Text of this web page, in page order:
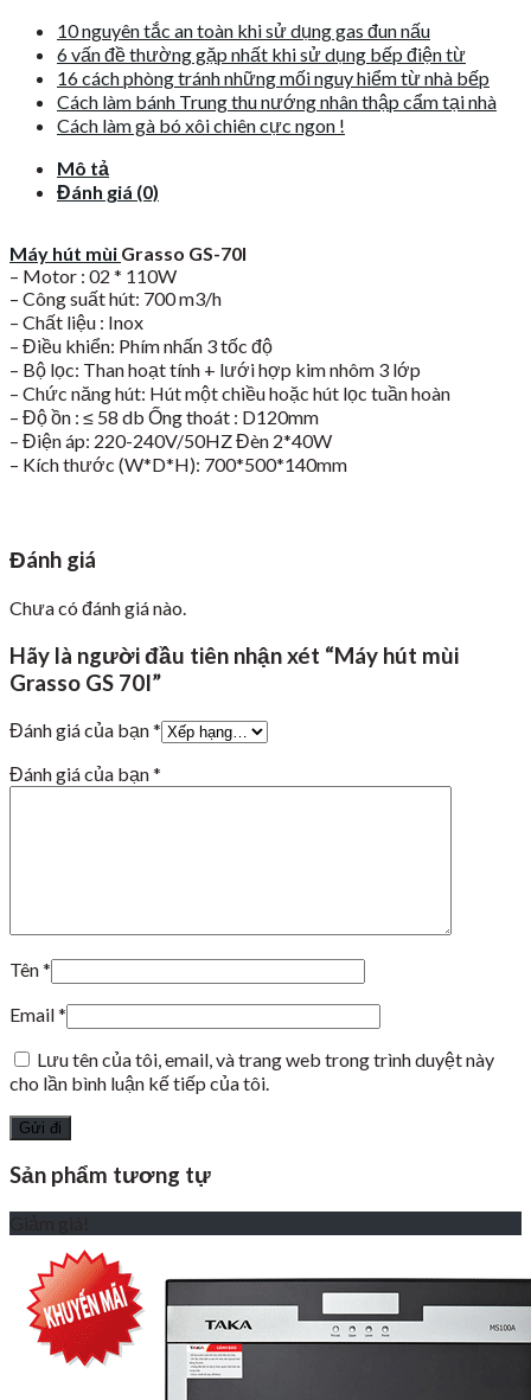
10 nguyên tắc an toàn khi sử dụng gas đun nấu
6 vấn đề thường gặp nhất khi sử dụng bếp điện từ
16 cách phòng tránh những mối nguy hiểm từ nhà bếp
Cách làm bánh Trung thu nướng nhân thập cẩm tại nhà
Cách làm gà bó xôi chiên cực ngon !
Mô tả
Đánh giá (0)
Máy hút mùi Grasso GS-70I
– Motor : 02 * 110W
– Công suất hút: 700 m3/h
– Chất liệu : Inox
– Điều khiển: Phím nhấn 3 tốc độ
– Bộ lọc: Than hoạt tính + lưới hợp kim nhôm 3 lớp
– Chức năng hút: Hút một chiều hoặc hút lọc tuần hoàn
– Độ ồn : ≤ 58 db Ống thoát : D120mm
– Điện áp: 220-240V/50HZ Đèn 2*40W
– Kích thước (W*D*H): 700*500*140mm
Đánh giá
Chưa có đánh giá nào.
Hãy là người đầu tiên nhận xét “Máy hút mùi
Grasso GS 70I”
Đánh giá của bạn*
Đánh giá của bạn*
Tên*
Email*
Lưu tên của tôi, email, và trang web trong trình duyệt này
cho lần bình luận kế tiếp của tôi.
Sản phẩm tương tự